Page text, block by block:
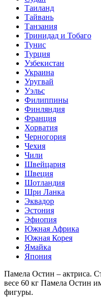
Таиланд
Тайвань
Танзания
Тринидад и Тобаго
Тунис
Турция
Узбекистан
Украина
Уругвай
Уэльс
Филиппины
Финляндия
Франция
Хорватия
Черногория
Чехия
Чили
Швейцария
Швеция
Шотландия
Шри Ланка
Эквадор
Эстония
Эфиопия
Южная Африка
Южная Корея
Ямайка
Япония
Памела Остин – актриса.
весе 60 кг Памела Остин
фигуры.